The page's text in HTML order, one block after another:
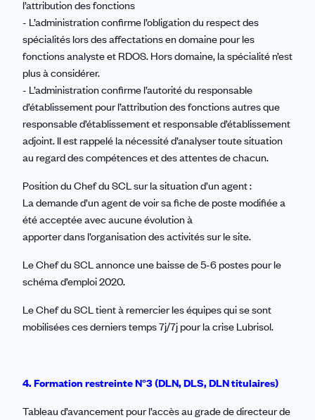
l’attribution des fonctions
- L’administration confirme l’obligation du respect des
spécialités lors des affectations en domaine pour les
fonctions analyste et RDOS. Hors domaine, la spécialité n’est
plus à considérer.
- L’administration confirme l’autorité du responsable
d’établissement pour l’attribution des fonctions autres que
responsable d’établissement et responsable d’établissement
adjoint. Il est rappelé la nécessité d’analyser toute situation
au regard des compétences et des attentes de chacun.
Position du Chef du SCL sur la situation d’un agent :
La demande d’un agent de voir sa fiche de poste modifiée a
été acceptée avec aucune évolution à
apporter dans l’organisation des activités sur le site.
Le Chef du SCL annonce une baisse de 5-6 postes pour le
schéma d’emploi 2020.
Le Chef du SCL tient à remercier les équipes qui se sont
mobilisées ces derniers temps 7j/7j pour la crise Lubrisol.
4. Formation restreinte N°3 (DLN, DLS, DLN titulaires)
Tableau d’avancement pour l’accès au grade de directeur de